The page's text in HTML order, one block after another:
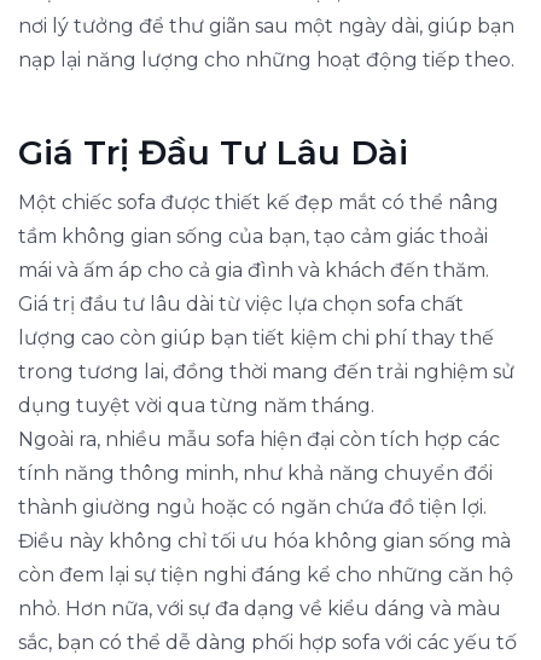
nơi lý tưởng để thư giãn sau một ngày dài, giúp bạn
nạp lại năng lượng cho những hoạt động tiếp theo.
Giá Trị Đầu Tư Lâu Dài
Một chiếc sofa được thiết kế đẹp mắt có thể nâng
tầm không gian sống của bạn, tạo cảm giác thoải
mái và ấm áp cho cả gia đình và khách đến thăm.
Giá trị đầu tư lâu dài từ việc lựa chọn sofa chất
lượng cao còn giúp bạn tiết kiệm chi phí thay thế
trong tương lai, đồng thời mang đến trải nghiệm sử
dụng tuyệt vời qua từng năm tháng.
Ngoài ra, nhiều mẫu sofa hiện đại còn tích hợp các
tính năng thông minh, như khả năng chuyển đổi
thành giường ngủ hoặc có ngăn chứa đồ tiện lợi.
Điều này không chỉ tối ưu hóa không gian sống mà
còn đem lại sự tiện nghi đáng kể cho những căn hộ
nhỏ. Hơn nữa, với sự đa dạng về kiểu dáng và màu
sắc, bạn có thể dễ dàng phối hợp sofa với các yếu tố